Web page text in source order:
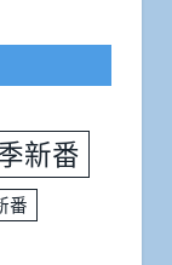
新番
番